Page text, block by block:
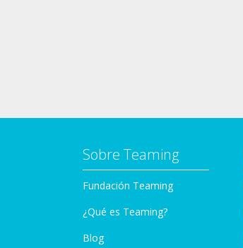
Sobre Teaming
Fundación Teaming
¿Qué es Teaming?
Blog